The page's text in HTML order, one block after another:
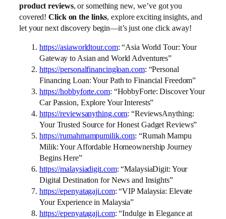
product reviews, or something new, we’ve got you
covered!Click on the links, explore exciting insights, and
let your next discovery begin—it’s just one click away!
https://asiaworldtour.com: “Asia World Tour: Your
Gateway to Asian and World Adventures”
https://personalfinancingloan.com: “Personal
Financing Loan: Your Path to Financial Freedom”
https://hobbyforte.com: “HobbyForte: Discover Your
Car Passion, Explore Your Interests”
https://reviewsanything.com: “ReviewsAnything:
Your Trusted Source for Honest Gadget Reviews”
https://rumahmampumilik.com: “Rumah Mampu
Milik: Your Affordable Homeownership Journey
Begins Here”
https://malaysiadigit.com: “MalaysiaDigit: Your
Digital Destination for News and Insights”
https://epenyatagaji.com: “VIP Malaysia: Elevate
Your Experience in Malaysia”
https://epenyatagaji.com: “Indulge in Elegance at